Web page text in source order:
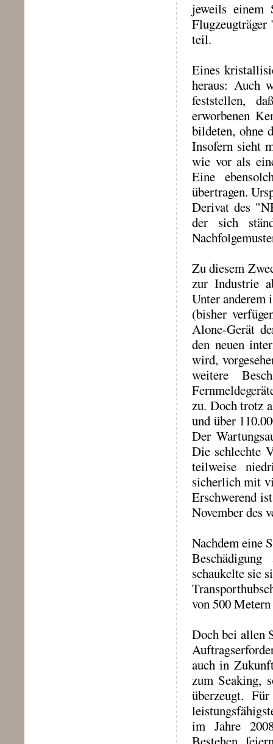
jeweils einem
teil.
Eines
heraus: Auch
feststellen,
erworbenen
bildeten, ohne
Insofern sieht
wie vor als
Eine
übertragen.
Derivat des
der sich
Zu diesem
zur Industrie
Unter anderem
(bisher
Alone-Gerät
den neuen
wird,
weitere
zu. Doch trotz
und über
Der
Die schlechte
teilweise
sicherlich mit
Erschwerend
November des
Nachdem eine
schaukelte sie
von 500
Doch bei allen
auch in
zum Seaking,
überzeugt.
im Jahre